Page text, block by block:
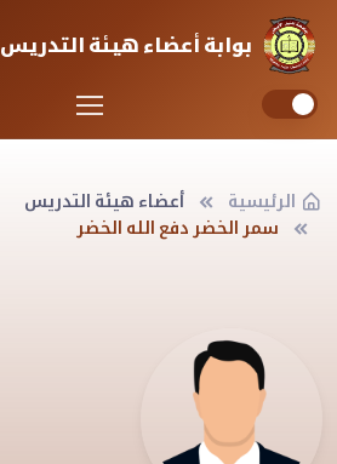
بوابة أعضاء هيئة التدريس
الرئيسية
أعضاء هيئة التدريس
سمر الخضر دفع الله الخضر